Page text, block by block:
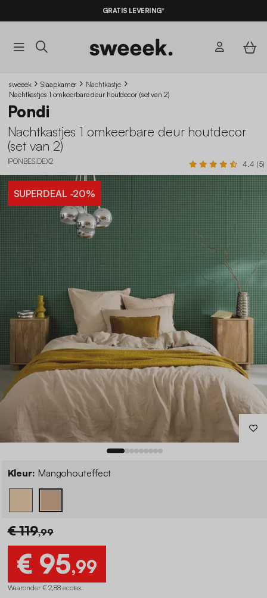
GRATIS LEVERING*
sweeek Slaapkamer
Nachtkastje
Nachtkastjes 1 omkeerbare deur houtdecor (set van 2)
Pondi
Nachtkastjes 1 omkeerbare deur houtdecor
(set van 2)
IPONBESIDEX2 4.4 (5)
SUPERDEAL -20%
Kleur: Mangohouteffect
€ 119,99
€ 95,99
Waaronder € 2,88 ecotax.